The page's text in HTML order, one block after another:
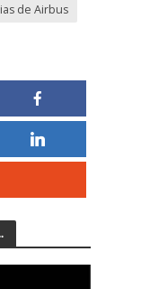
de Airbus